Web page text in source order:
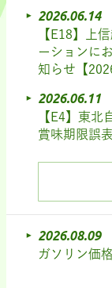
2026.06.14
【E18】上
ーションに
知らせ【
2026.06.11
【E4】東北
賞味期限誤
2026.08.09
ガソリン価